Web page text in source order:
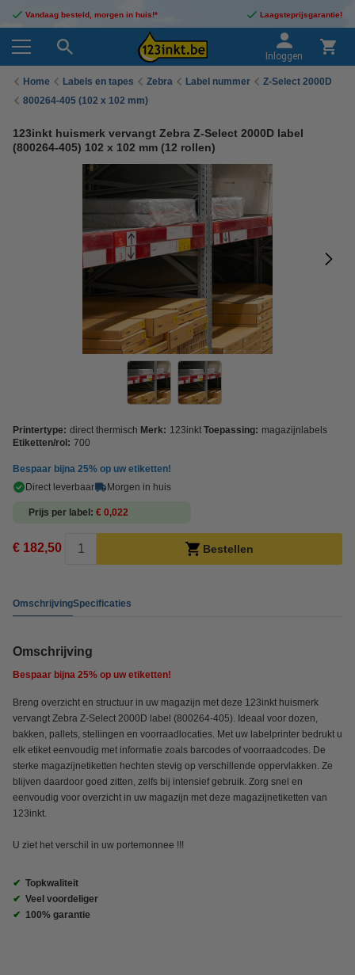
Vandaag besteld, morgen in huis!* Laagsteprijsgarantie!
Inloggen
Home Labels en tapes Zebra Label nummer
Z-Select 2000D
800264-405 (102 x 102 mm)
123inkt huismerk vervangt Zebra Z-Select 2000D label
(800264-405) 102 x 102 mm (12 rollen)
Printertype: direct thermisch Merk: 123inkt Toepassing: magazijnlabels
Etiketten/rol: 700
Bespaar bijna 25% op uw etiketten!
Direct leverbaar
Morgen in huis
Prijs per label € 0,022
€ 182,50 Bestellen
OmschrijvingSpecificaties
Omschrijving
Bespaar bijna 25% op uw etiketten!
Breng overzicht en structuur in uw magazijn met deze 123inkt huismerk
vervangt Zebra Z-Select 2000D label (800264-405). Ideaal voor dozen,
bakken, pallets, stellingen en voorraadlocaties. Met uw labelprinter bedrukt u
elk etiket eenvoudig met informatie zoals barcodes of voorraadcodes. De
sterke magazijnetiketten hechten stevig op verschillende oppervlakken. Ze
blijven daardoor goed zitten, zelfs bij intensief gebruik. Zorg snel en
eenvoudig voor overzicht in uw magazijn met deze magazijnetiketten van
123inkt.
U ziet het verschil in uw portemonnee !!!
✔ Topkwaliteit
✔ Veel voordeliger
✔ 100% garantie